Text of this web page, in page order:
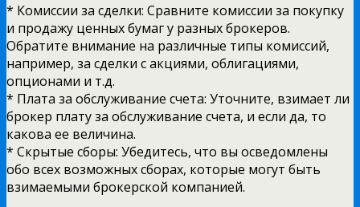
* Комиссии за сделки: Сравните комиссии за покупку
и продажу ценных бумаг у разных брокеров.
Обратите внимание на различные типы комиссий,
например, за сделки с акциями, облигациями,
опционами и т.д.
* Плата за обслуживание счета: Уточните, взимает ли
брокер плату за обслуживание счета, и если да, то
какова ее величина.
* Скрытые сборы: Убедитесь, что вы осведомлены
обо всех возможных сборах, которые могут быть
взимаемыми брокерской компанией.